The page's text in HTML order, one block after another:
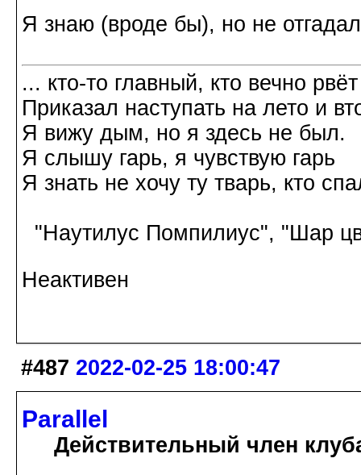
Я знаю (вроде бы), но не
... кто-то главный, кто вечно рвёт
Приказал наступать на лето и
Я вижу дым, но я здесь не был.
Я слышу гарь, я чувствую гарь
Я знать не хочу ту тварь, кто
"Наутилус Помпилиус", "Шар
Неактивен
#487 2022-02-25 18:00:47
Parallel
Действительный член